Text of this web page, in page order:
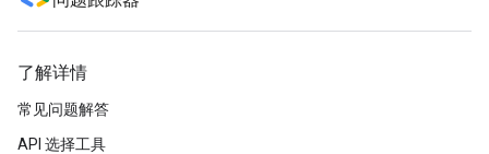
了解详情
常见问题解答
API 选择工具